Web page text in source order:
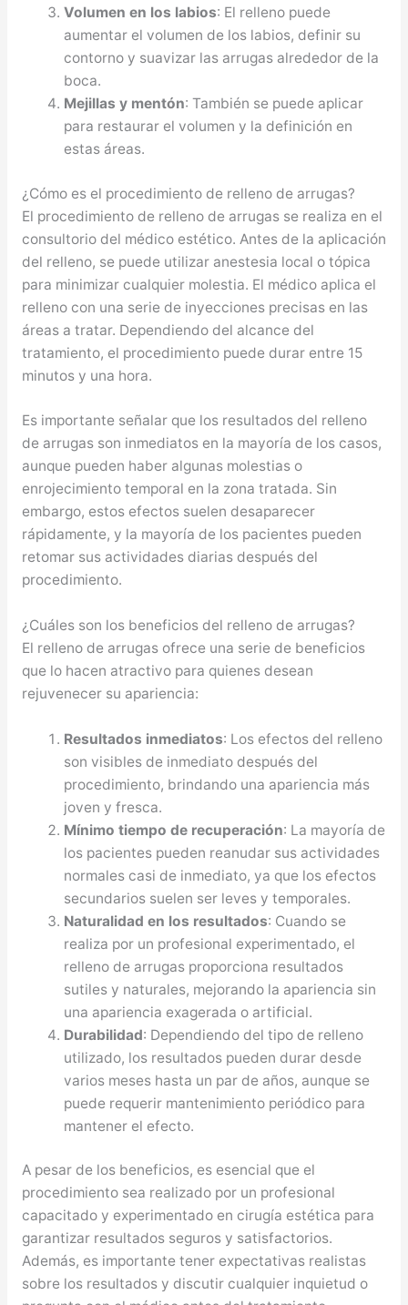
Volumen en los labios: El relleno puede
aumentar el volumen de los labios, definir su
contorno y suavizar las arrugas alrededor de la
boca.
Mejillas y mentón: También se puede aplicar
para restaurar el volumen y la definición en
estas áreas.
¿Cómo es el procedimiento de relleno de arrugas?
El procedimiento de relleno de arrugas se realiza en el
consultorio del médico estético. Antes de la aplicación
del relleno, se puede utilizar anestesia local o tópica
para minimizar cualquier molestia. El médico aplica el
relleno con una serie de inyecciones precisas en las
áreas a tratar. Dependiendo del alcance del
tratamiento, el procedimiento puede durar entre 15
minutos y una hora.
Es importante señalar que los resultados del relleno
de arrugas son inmediatos en la mayoría de los casos,
aunque pueden haber algunas molestias o
enrojecimiento temporal en la zona tratada. Sin
embargo, estos efectos suelen desaparecer
rápidamente, y la mayoría de los pacientes pueden
retomar sus actividades diarias después del
procedimiento.
¿Cuáles son los beneficios del relleno de arrugas?
El relleno de arrugas ofrece una serie de beneficios
que lo hacen atractivo para quienes desean
rejuvenecer su apariencia:
Resultados inmediatos: Los efectos del relleno
son visibles de inmediato después del
procedimiento, brindando una apariencia más
joven y fresca.
Mínimo tiempo de recuperación: La mayoría de
los pacientes pueden reanudar sus actividades
normales casi de inmediato, ya que los efectos
secundarios suelen ser leves y temporales.
Naturalidad en los resultados: Cuando se
realiza por un profesional experimentado, el
relleno de arrugas proporciona resultados
sutiles y naturales, mejorando la apariencia sin
una apariencia exagerada o artificial.
Durabilidad: Dependiendo del tipo de relleno
utilizado, los resultados pueden durar desde
varios meses hasta un par de años, aunque se
puede requerir mantenimiento periódico para
mantener el efecto.
A pesar de los beneficios, es esencial que el
procedimiento sea realizado por un profesional
capacitado y experimentado en cirugía estética para
garantizar resultados seguros y satisfactorios.
Además, es importante tener expectativas realistas
sobre los resultados y discutir cualquier inquietud o